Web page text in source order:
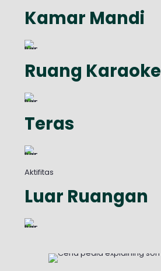
Kamar Mandi
Ruang Karaoke
Teras
Aktifitas
Luar Ruangan